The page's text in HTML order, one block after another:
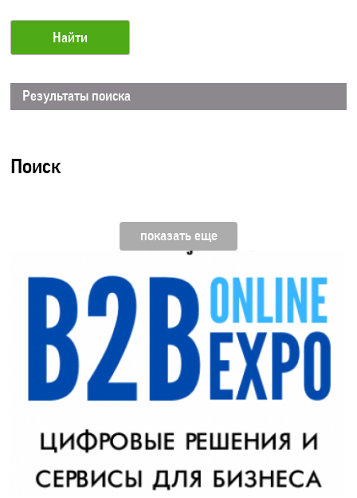
Результаты поиска
Поиск
показать еще